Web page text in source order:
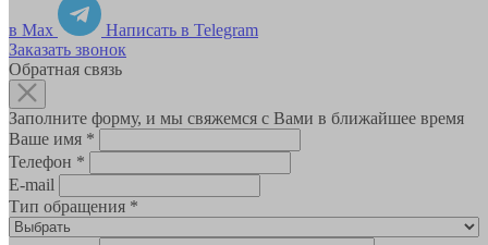
в Max
Написать в Telegram
Заказать звонок
Обратная связь
Заполните форму, и мы свяжемся с Вами в ближайшее время
Ваше имя *
Телефон *
E-mail
Тип обращения *